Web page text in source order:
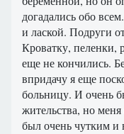
догадались обо
и лаской. Подруги
Кроватку, пеленки,
еще не кончились.
впридачу я еще
больницу. И очень
жительства, но
был очень чутким и